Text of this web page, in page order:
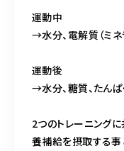
運動中
→水分、電解質（ミネ
運動後
→水分、糖質、たん
2つのトレーニング
養補給を摂取する事